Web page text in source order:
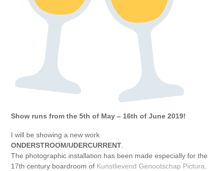
Show runs from the 5th of May – 16th of June 2019!
I will be showing a new work
ONDERSTROOM/UDERCURRENT.
The photographic installation has been made especially for the
17th century boardroom of Kunstlievend Genootschap Pictura.